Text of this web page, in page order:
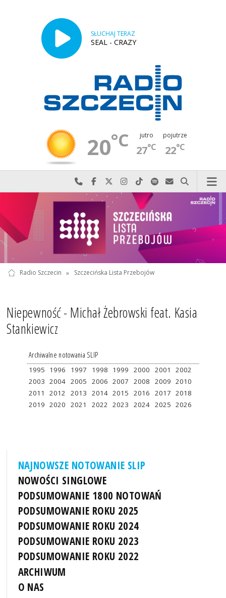
SŁUCHAJ TERAZ
SEAL - CRAZY
20°C jutro
27°C
pojutrze
22°C
Najlepiej po prostu do nas zadzwoń
Odwiedź nas na Facebook-u
Odwiedź nas na X
Odwiedź nas na Instagram-ie
Odwiedź nas na TikTok-u
Szukaj nas na Spotify
Wyślij do nas
Szukaj
Radio Szczecin » Szczecińska Lista Przebojów
Niepewność - Michał Żebrowski feat. Kasia
Stankiewicz
Archiwalne notowania SLIP
1995 1996 1997 1998 1999 2000 2001
2002
2003 2004 2005 2006 2007 2008 2009 2010
2011
2012 2013 2014 2015 2016 2017 2018
2019 2020 2021 2022 2023 2024 2025 2026
NAJNOWSZE NOTOWANIE SLIP
NOWOŚCI SINGLOWE
PODSUMOWANIE 1800 NOTOWAŃ
PODSUMOWANIE ROKU 2025
PODSUMOWANIE ROKU 2024
PODSUMOWANIE ROKU 2023
PODSUMOWANIE ROKU 2022
ARCHIWUM
O NAS